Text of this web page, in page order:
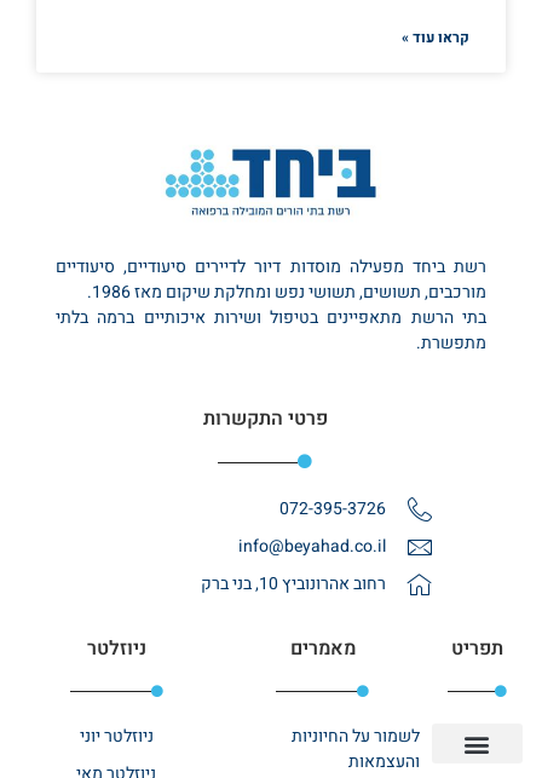
קראו עוד »
רשת ביחד מפעילה מוסדות דיור לדיירים סיעודיים, סיעודיים
מורכבים, תשושים, תשושי נפש ומחלקת שיקום מאז 1986.
בתי הרשת מתאפיינים בטיפול ושירות איכותיים ברמה בלתי
מתפשרת.
פרטי התקשרות
072-395-3726
info@beyahad.co.il
רחוב אהרונוביץ 10, בני ברק
תפריט מאמרים
לשמור על החיוניות
והעצמאות
ניוזלטר
ניוזלטר יוני